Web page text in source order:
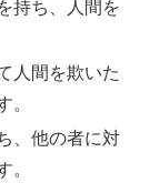
持ち、人間を
人間を欺いた
。
、他の者に対
。